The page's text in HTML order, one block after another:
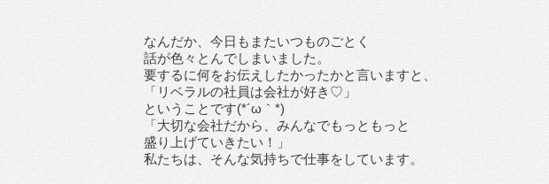
なんだか、今日もまたいつものごとく
話が色々とんでしまいました。
要するに何をお伝えしたかったかと言いますと、
「リベラルの社員は会社が好き♡」
ということです(*´ω｀*)
「大切な会社だから、みんなでもっともっと
盛り上げていきたい！」
私たちは、そんな気持ちで仕事をしています。